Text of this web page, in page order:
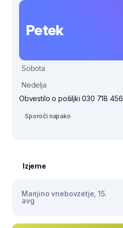
Petek
Sobota
Nedelja
Obvestilo o pošiljki 030 718 456
Sporoči napako
Izjeme
Marijino vnebovzetje, 15.
avg